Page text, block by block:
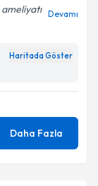
Aydınlatma
belirtilen
Devamı
Haritada Göster
Daha Fazla